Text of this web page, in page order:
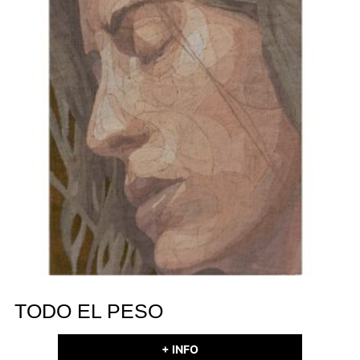
TODO EL PESO
+ INFO